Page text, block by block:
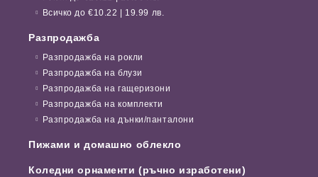
Всичко до €10.22 | 19.99 лв.
Разпродажба
Разпродажба на рокли
Разпродажба на блузи
Разпродажба на гащеризони
Разпродажба на комплекти
Разпродажба на дънки/панталони
Пижами и домашно облекло
Коледни орнаменти (ръчно изработени)